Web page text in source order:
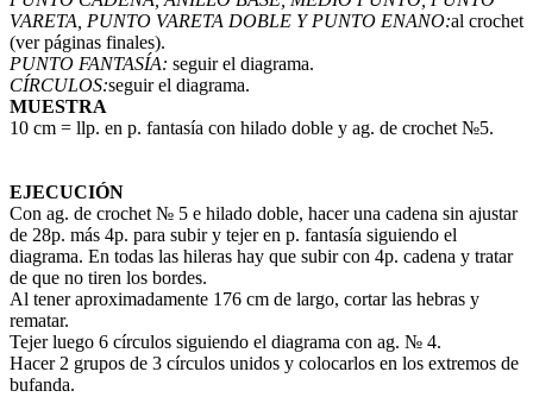
VARETA, PUNTO VARETA DOBLE Y PUNTO ENANO:al crochet
(ver páginas finales).
PUNTO FANTASÍA: seguir el diagrama.
CÍRCULOS:seguir el diagrama.
MUESTRA
10 cm = llp. en p. fantasía con hilado doble y ag. de crochet №5.
EJECUCIÓN
Con ag. de crochet № 5 e hilado doble, hacer una cadena sin ajustar
de 28p. más 4p. para subir y tejer en p. fantasía siguiendo el
diagrama. En todas las hileras hay que subir con 4p. cadena y tratar
de que no tiren los bordes.
Al tener aproximadamente 176 cm de largo, cortar las hebras y
rematar.
Tejer luego 6 círculos siguiendo el diagrama con ag. № 4.
Hacer 2 grupos de 3 círculos unidos y colocarlos en los extremos de
bufanda.